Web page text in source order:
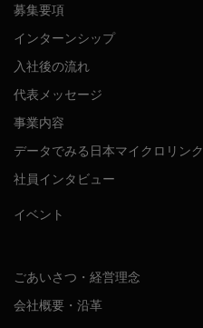
募集要項
インターンシップ
入社後の流れ
代表メッセージ
事業内容
データでみる日本マイクロリンク
社員インタビュー
イベント
ごあいさつ・経営理念
会社概要・沿革